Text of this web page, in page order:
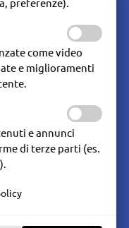
e miglioramenti
di terze parti (es.
diporto e professionale.